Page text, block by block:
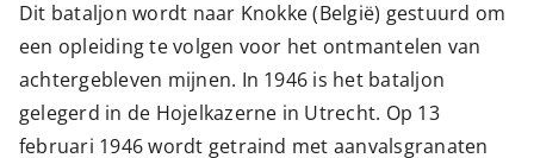
Dit bataljon wordt naar Knokke (België) gestuurd om
een opleiding te volgen voor het ontmantelen van
achtergebleven mijnen. In 1946 is het bataljon
gelegerd in de Hojelkazerne in Utrecht. Op 13
februari 1946 wordt getraind met aanvalsgranaten